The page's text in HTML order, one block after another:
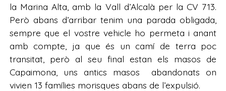
la Marina Alta, amb la Vall d’Alcalà per la CV 713.
Però abans d’arribar tenim una parada obligada,
sempre que el vostre vehicle ho permeta i anant
amb compte, ja que és un camí de terra poc
transitat, però al seu final estan els masos de
Capaimona, uns antics masos abandonats on
vivien 13 famílies morisques abans de l’expulsió.